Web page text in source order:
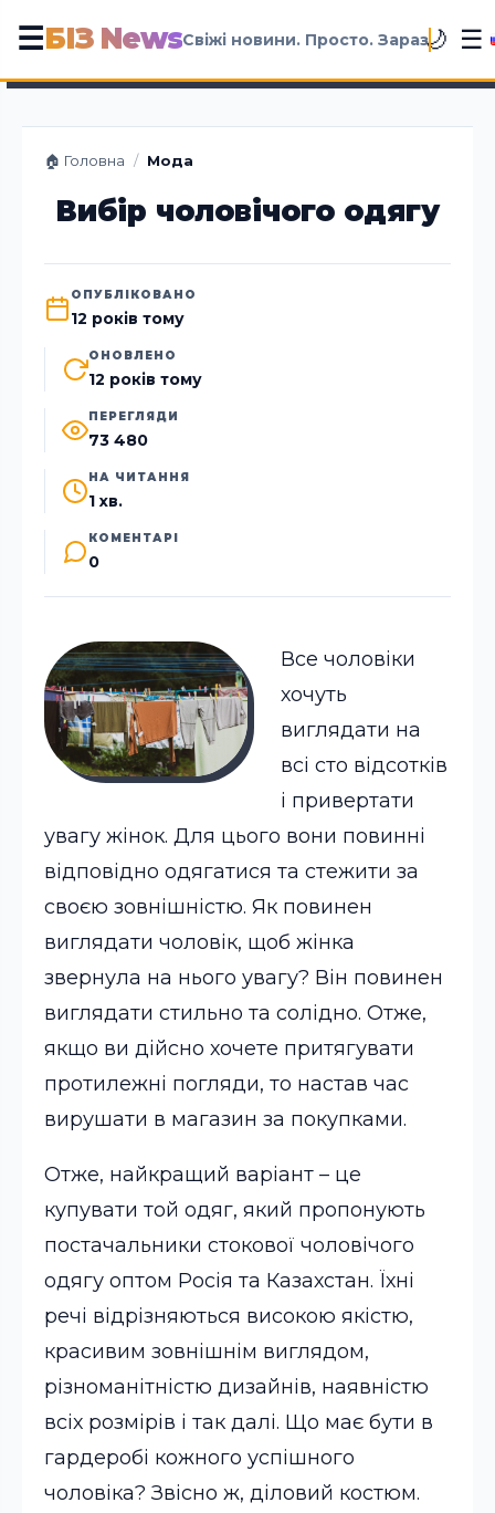
☰БІЗ NewsСвіжі новини. Просто. Зараз🌙 ☰
🏠 Головна / Мода
Вибір чоловічого одягу
ОПУБЛІКОВАНО
12 років тому
ОНОВЛЕНО
12 років тому
ПЕРЕГЛЯДИ
73 480
НА ЧИТАННЯ
1 хв.
КОМЕНТАРІ
0
Все чоловіки
хочуть
виглядати на
всі сто відсотків
і привертати
увагу жінок. Для цього вони повинні
відповідно одягатися та стежити за
своєю зовнішністю. Як повинен
виглядати чоловік, щоб жінка
звернула на нього увагу? Він повинен
виглядати стильно та солідно. Отже,
якщо ви дійсно хочете притягувати
протилежні погляди, то настав час
вирушати в магазин за покупками.
Отже, найкращий варіант – це
купувати той одяг, який пропонують
постачальники стокової чоловічого
одягу оптом Росія та Казахстан. Їхні
речі відрізняються високою якістю,
красивим зовнішнім виглядом,
різноманітністю дизайнів, наявністю
всіх розмірів і так далі. Що має бути в
гардеробі кожного успішного
чоловіка? Звісно ж, діловий костюм.